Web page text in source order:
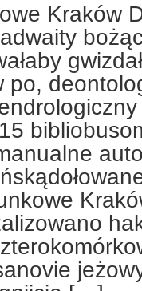
Kraków
adwaity
po,